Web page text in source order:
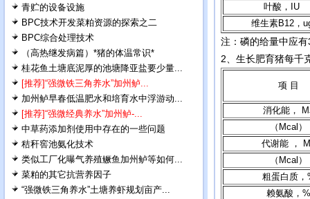
青贮的设备设施
BPC技术开发菜粕资源的探索之二
BPC综合处理技术
（高热继发病篇）*猪的体温常识*
桂花鱼土塘底泥厚的池塘降亚盐要少量...
[推荐]“强微铁三角养水”加州鲈...
加州鲈早春低温肥水和培育水中浮游动...
[推荐]“强微经典养水”加州鲈-...
中草药添加剂使用中存在的一些问题
秸秆窖池氨化技术
类似工厂化曝气养殖鳜鱼加州鲈等如何...
菜粕的其它抗营养因子
“强微铁三角养水”土塘养虾规划亩产...
叶酸，IU
维生素B12，
注：磷的给量中应
2、生长肥育猪每千
项 目
消化能，
（Mcal）
代谢能 ，
（Mcal）
粗蛋白质，
赖氨酸，%